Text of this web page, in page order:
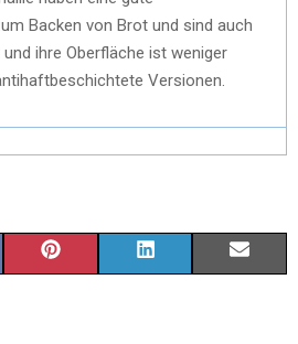
Backen von Brot und sind auch
ihre Oberfläche ist weniger
Versionen.